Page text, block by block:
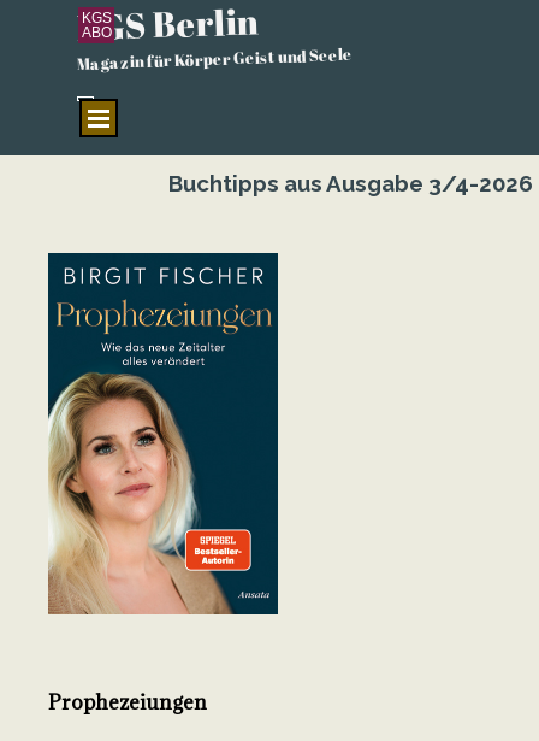
Direkt zum Seiteninhalt
KGS Berlin
Magazin für Körper Geist und Seele
KGS
ABO
Menü überspringen
Buchtipps aus Ausgabe 3/4-2026
Prophezeiungen